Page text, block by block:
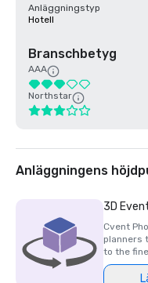
Anläggningstyp
Hotell
Branschbetyg
AAA
Northstar
Anläggningens
3D
Cvent
planners
to the